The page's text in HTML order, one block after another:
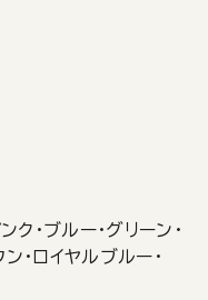
ク・ブルー・グリーン・
・ロイヤルブルー・